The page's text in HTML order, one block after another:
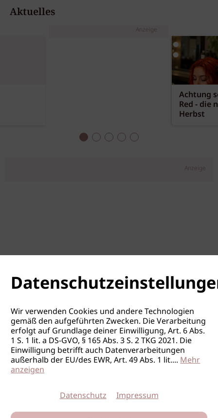
Aktuelles
Anzeige
Achtung
Red - die
Herbst
Anzeige
Wir verwenden Cookies und andere Technologien
gemäß den aufgeführten Zwecken. Die Verarbeitung
erfolgt auf Grundlage deiner Einwilligung, Art. 6 Abs.
1 S. 1 lit. a DS-GVO, § 165 Abs. 3 S. 2 TKG 2021. Die
Einwilligung betrifft auch Datenverarbeitungen
außerhalb der EU/des EWR, Art. 49 Abs. 1 lit....Mehr
anzeigen
Datenschutz Impressum